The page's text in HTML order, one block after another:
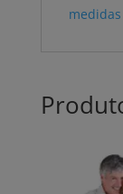
medidas